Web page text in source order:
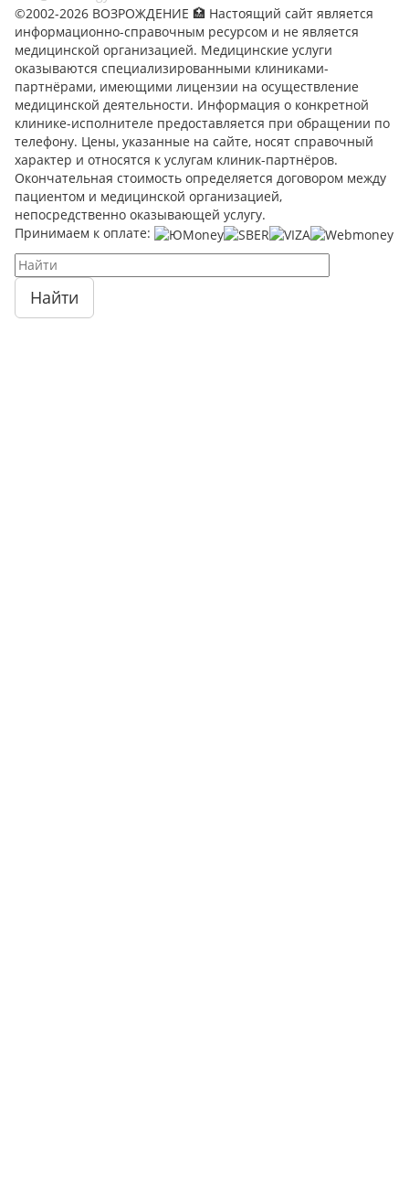
©2002-2026 ВОЗРОЖДЕНИЕ 🏥 Настоящий сайт является
информационно-справочным ресурсом и не является
медицинской организацией. Медицинские услуги
оказываются специализированными клиниками-
партнёрами, имеющими лицензии на осуществление
медицинской деятельности. Информация о конкретной
клинике-исполнителе предоставляется при обращении по
телефону. Цены, указанные на сайте, носят справочный
характер и относятся к услугам клиник-партнёров.
Окончательная стоимость определяется договором между
пациентом и медицинской организацией,
непосредственно оказывающей услугу.
Принимаем к оплате:
Найти